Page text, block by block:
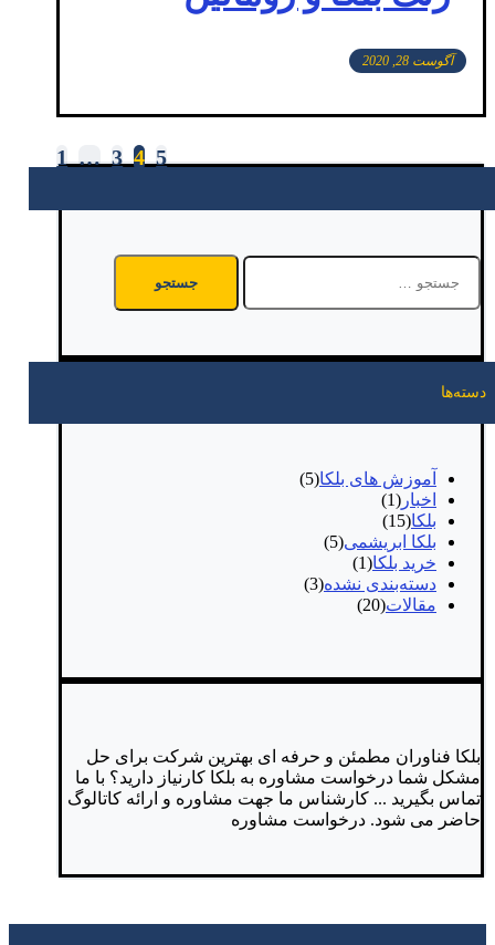
آگوست 28, 2020
نوشته‌ها
1 … 3 4 5
جستجو
برای:
دسته‌ها
آموزش های بلکا(5)
اخبار (1)
بلکا(15)
بلکا ابریشمی(5)
خرید بلکا(1)
دسته‌بندی نشده(3)
مقالات(20)
بلکا فناوران مطمئن و حرفه ای بهترین شرکت برای حل
مشکل شما درخواست مشاوره به بلکا کارنیاز دارید؟ با ما
تماس بگیرید ... کارشناس ما جهت مشاوره و ارائه کاتالوگ
حاضر می شود. درخواست مشاوره